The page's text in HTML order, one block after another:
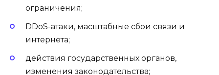
ограничения;
DDoS-атаки, масштабные сбои связи и
интернета;
действия государственных органов,
изменения законодательства;